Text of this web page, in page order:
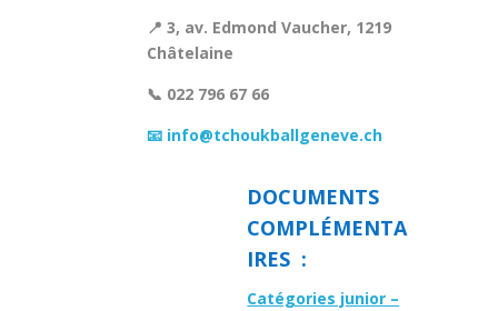
📍 3, av. Edmond Vaucher, 1219
Châtelaine
📞 022 796 67 66
📧 info@tchoukballgeneve.ch
DOCUMENTS
COMPLÉMENTA
IRES :
Catégories junior –